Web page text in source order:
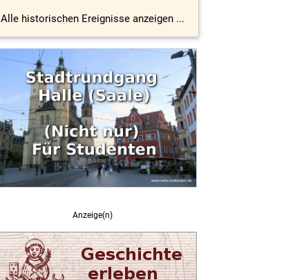
Alle historischen Ereignisse anzeigen ...
Anzeige(n)